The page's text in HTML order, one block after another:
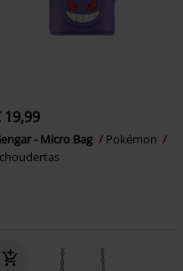
19,99
- Micro Bag
Pokémon